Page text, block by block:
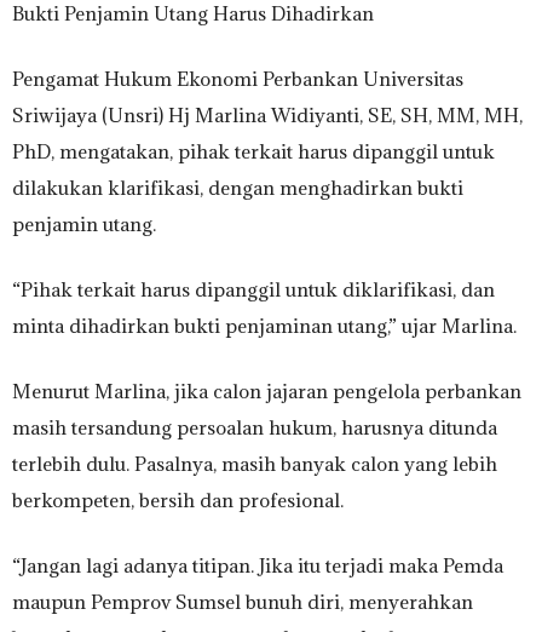
Bukti Penjamin Utang Harus Dihadirkan
Pengamat Hukum Ekonomi Perbankan Universitas
Sriwijaya (Unsri) Hj Marlina Widiyanti, SE, SH, MM, MH,
PhD, mengatakan, pihak terkait harus dipanggil untuk
dilakukan klarifikasi, dengan menghadirkan bukti
penjamin utang.
“Pihak terkait harus dipanggil untuk diklarifikasi, dan
minta dihadirkan bukti penjaminan utang,” ujar Marlina.
Menurut Marlina, jika calon jajaran pengelola perbankan
masih tersandung persoalan hukum, harusnya ditunda
terlebih dulu. Pasalnya, masih banyak calon yang lebih
berkompeten, bersih dan profesional.
“Jangan lagi adanya titipan. Jika itu terjadi maka Pemda
maupun Pemprov Sumsel bunuh diri, menyerahkan